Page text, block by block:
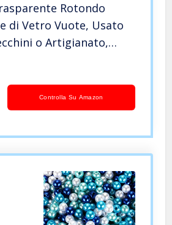
Rotondo
di Vetro Vuote, Usato
o Artigianato,
di Vetro Cavo + 50
Controlla Su Amazon